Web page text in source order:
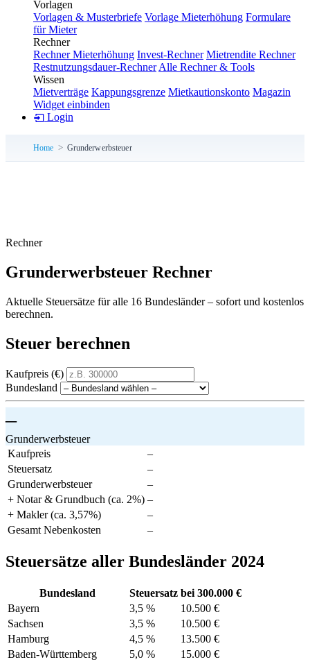
Vorlagen
Vorlagen & Musterbriefe Vorlage Mieterhöhung Formulare
für Mieter
Rechner
Rechner Mieterhöhung Invest-Rechner Mietrendite Rechner
Restnutzungsdauer-Rechner Alle Rechner & Tools
Wissen
Mietverträge Kappungsgrenze Mietkautionskonto Magazin
Widget einbinden
Login
Home Grunderwerbsteuer
Rechner
Grunderwerbsteuer Rechner
Aktuelle Steuersätze für alle 16 Bundesländer – sofort und kostenlos
berechnen.
Steuer berechnen
Kaufpreis (€)
Bundesland
–
Grunderwerbsteuer
Kaufpreis
–
Steuersatz
–
Grunderwerbsteuer
–
+ Notar & Grundbuch (ca. 2%) –
+ Makler (ca. 3,57%)
–
Gesamt Nebenkosten
–
Steuersätze aller Bundesländer 2024
Bundesland Steuersatz bei 300.000 €
Bayern
3,5 %
10.500 €
Sachsen
3,5 %
10.500 €
Hamburg
4,5 %
13.500 €
Baden-Württemberg
5,0 %
15.000 €